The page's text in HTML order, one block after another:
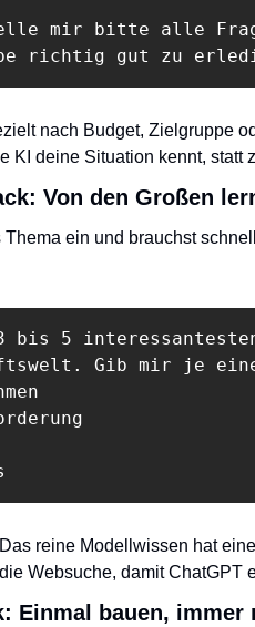
mir bitte alle
richtig gut zu
nach Budget, Zielgruppe
KI deine Situation kennt, statt
Von den Großen
ein und brauchst
5 interessantesten
Gib mir je
reine Modellwissen hat
Websuche, damit ChatGPT
Einmal bauen, immer